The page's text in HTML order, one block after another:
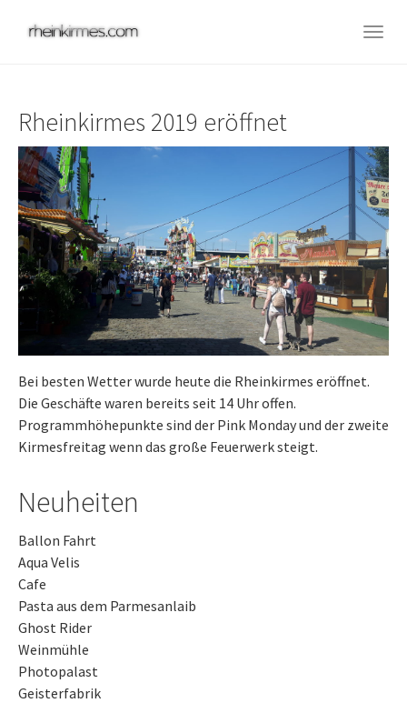
Rheinkirmes 2019 eröffnet
Bei besten Wetter wurde heute die Rheinkirmes eröffnet.
Die Geschäfte waren bereits seit 14 Uhr offen.
Programmhöhepunkte sind der Pink Monday und der zweite
Kirmesfreitag wenn das große Feuerwerk steigt.
Neuheiten
Ballon Fahrt
Aqua Velis
Cafe
Pasta aus dem Parmesanlaib
Ghost Rider
Weinmühle
Photopalast
Geisterfabrik